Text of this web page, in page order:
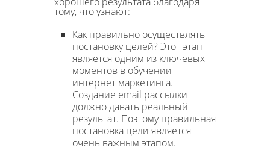
тому, что узнают:
Как правильно осуществлять
постановку целей? Этот этап
является одним из ключевых
моментов в обучении
интернет маркетинга.
Создание email рассылки
должно давать реальный
результат. Поэтому правильная
постановка цели является
очень важным этапом.